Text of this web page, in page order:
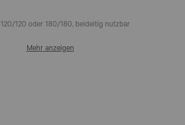
120 oder 180/180, beideitig nutzbar
Mehr anzeigen